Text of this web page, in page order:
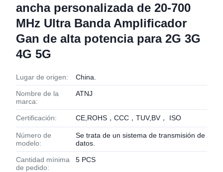
ancha personalizada de 20-700
MHz Ultra Banda Amplificador
Gan de alta potencia para 2G 3G
4G 5G
Lugar de origen: China.
Nombre de la
marca:
ATNJ
Certificación: CE,ROHS，CCC，TUV,BV， ISO
Número de
modelo:
Se trata de un sistema de transmisión de
datos.
Cantidad mínima
de pedido:
5 PCS